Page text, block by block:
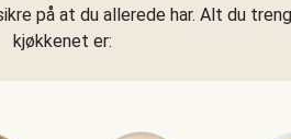
på at du allerede har. Alt du
kjøkkenet er: